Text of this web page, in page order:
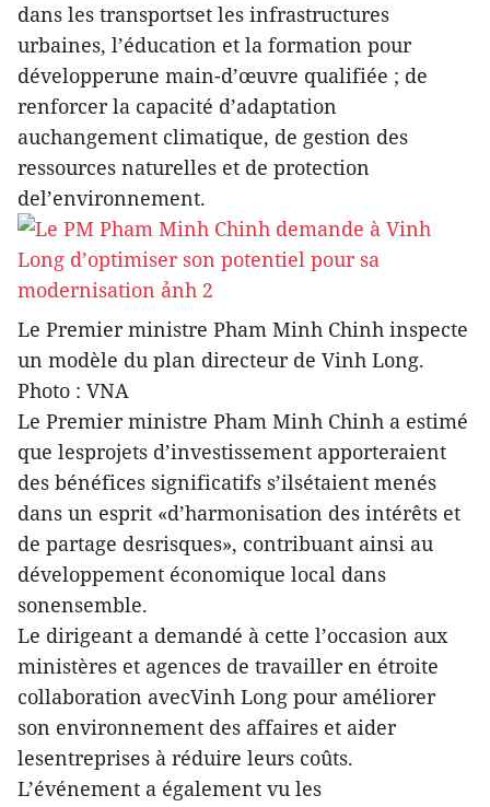
dans les transportset les infrastructures
urbaines, l’éducation et la formation pour
développerune main-d’œuvre qualifiée ; de
renforcer la capacité d’adaptation
auchangement climatique, de gestion des
ressources naturelles et de protection
del’environnement.
Le Premier ministre Pham Minh Chinh inspecte
un modèle du plan directeur de Vinh Long.
Photo : VNA
Le Premier ministre Pham Minh Chinh a estimé
que lesprojets d’investissement apporteraient
des bénéfices significatifs s’ilsétaient menés
dans un esprit «d’harmonisation des intérêts et
de partage desrisques», contribuant ainsi au
développement économique local dans
sonensemble.
Le dirigeant a demandé à cette l’occasion aux
ministères et agences de travailler en étroite
collaboration avecVinh Long pour améliorer
son environnement des affaires et aider
lesentreprises à réduire leurs coûts.
L’événement a également vu les